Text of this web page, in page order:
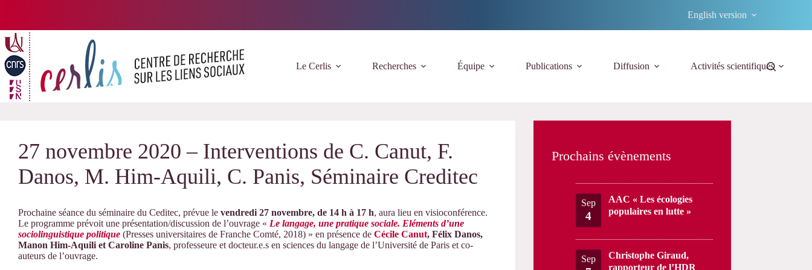
English version
Le Cerlis Recherches Équipe Publications Diffusion Activités scientifiques
27 novembre 2020 – Interventions de C. Canut, F.
Danos, M. Him-Aquili, C. Panis, Séminaire Creditec
Prochaine séance du séminaire du Ceditec, prévue le vendredi 27 novembre, de 14 h à 17 h, aura lieu en visioconférence.
Le programme prévoit une présentation/discussion de l’ouvrage « Le langage, une pratique sociale. Eléments d’une
sociolinguistique politique (Presses universitaires de Franche Comté, 2018) » en présence de Cécile Canut, Félix Danos,
Manon Him-Aquili et Caroline Panis, professeure et docteur.e.s en sciences du langage de l’Université de Paris et co-
auteurs de l’ouvrage.
Prochains évènements
Sep
4
AAC « Les écologies
populaires en lutte »
Sep
Christophe Giraud,
rapporteur de l’HDR